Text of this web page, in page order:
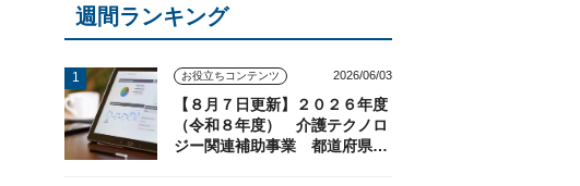
週間ランキング
お役立ちコンテンツ 2026/06/03
【８月７日更新】２０２６年度
（令和８年度） 介護テクノロ
ジー関連補助事業 都道府県の